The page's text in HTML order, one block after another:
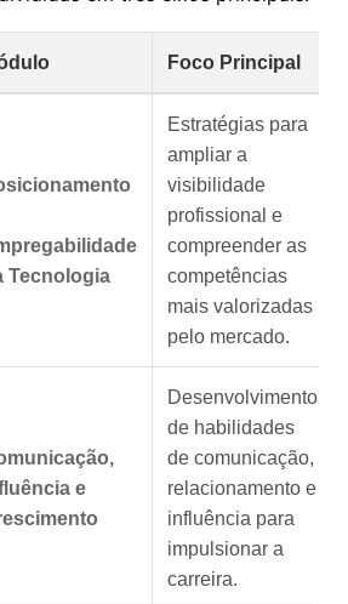
Foco Principal
Tecnologia
Estratégias para
ampliar a
visibilidade
profissional e
compreender as
competências
mais valorizadas
pelo mercado.
e
Desenvolvimento
de habilidades
de comunicação,
relacionamento e
influência para
impulsionar a
carreira.